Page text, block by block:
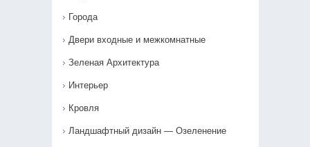
Города
Двери входные и межкомнатные
Зеленая Архитектура
Интерьер
Кровля
Ландшафтный дизайн — Озеленение‎